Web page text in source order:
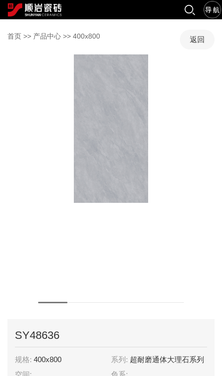
首页 >> 产品中心 >> 400x800 返回
SY48636
规格: 400x800 系列: 超耐磨通体大理石系列
空间:
色系: